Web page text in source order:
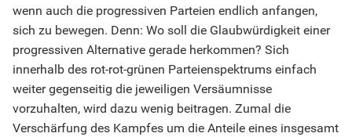
wenn auch die progressiven Parteien endlich anfangen,
sich zu bewegen. Denn: Wo soll die Glaubwürdigkeit einer
progressiven Alternative gerade herkommen? Sich
innerhalb des rot-rot-grünen Parteienspektrums einfach
weiter gegenseitig die jeweiligen Versäumnisse
vorzuhalten, wird dazu wenig beitragen. Zumal die
Verschärfung des Kampfes um die Anteile eines insgesamt